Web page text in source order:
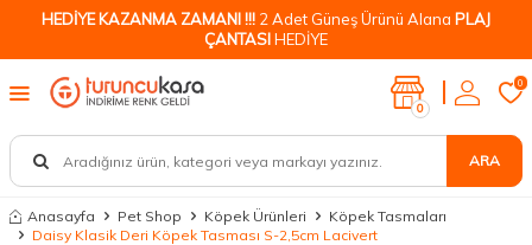
HEDİYE KAZANMA ZAMANI !!! 2 Adet Güneş Ürünü Alana PLAJ
ÇANTASIHEDİYE
ARA
0
0
Anasayfa Pet Shop Köpek Ürünleri
Köpek Tasmaları
Daisy Klasik Deri Köpek Tasması S-2,5cm Lacivert